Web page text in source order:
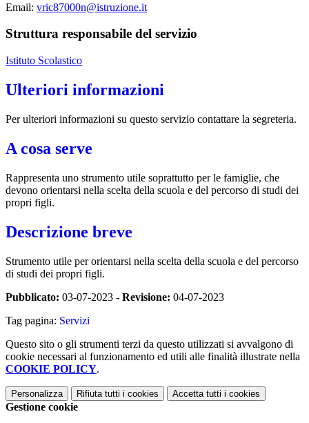
Email: vric87000n@istruzione.it
Struttura responsabile del servizio
Istituto Scolastico
Ulteriori informazioni
Per ulteriori informazioni su questo servizio contattare la segreteria.
A cosa serve
Rappresenta uno strumento utile soprattutto per le famiglie, che
devono orientarsi nella scelta della scuola e del percorso di studi dei
propri figli.
Descrizione breve
Strumento utile per orientarsi nella scelta della scuola e del percorso
di studi dei propri figli.
Pubblicato: 03-07-2023 - Revisione: 04-07-2023
Tag pagina: Servizi
Questo sito o gli strumenti terzi da questo utilizzati si avvalgono di
cookie necessari al funzionamento ed utili alle finalità illustrate nella
COOKIE POLICY.
Personalizza Rifiuta tutti i cookies Accetta tutti i cookies
Gestione cookie